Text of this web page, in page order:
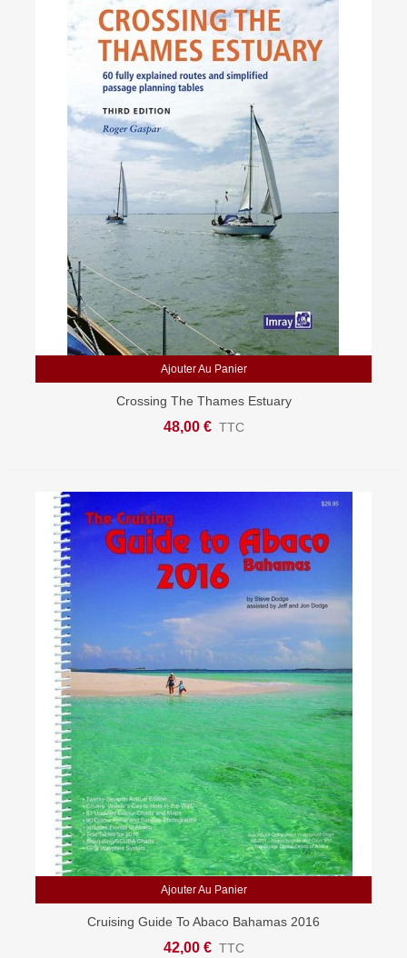
Ajouter Au Panier
Crossing The Thames Estuary
48,00 € TTC
Ajouter Au Panier
Cruising Guide To Abaco Bahamas 2016
42,00 € TTC